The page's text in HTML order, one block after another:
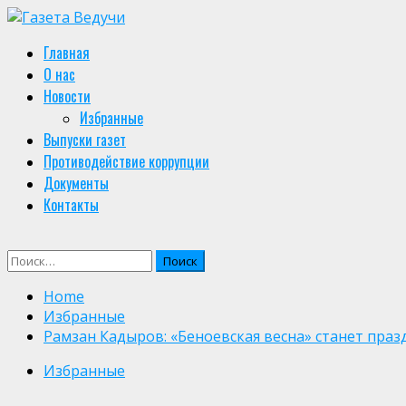
Skip
content
Primary
Menu
Главная
О нас
Новости
Избранные
Выпуски газет
Противодействие коррупции
Документы
Контакты
Найти:
Home
Избранные
Рамзан Кадыров: «Беноевская весна» станет
Избранные